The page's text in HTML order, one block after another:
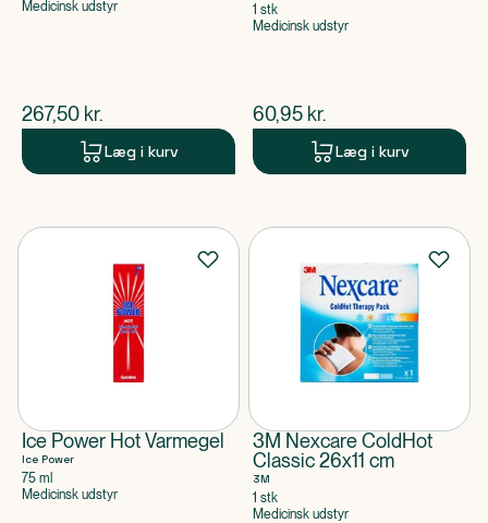
Medicinsk udstyr
$nuværende pris
267,50 kr.
Læg i kurv
1 stk
Medicinsk udstyr
$nuværende pris
60,95 kr.
Læg i kurv
Ice Power Hot Varmegel
Ice Power
75 ml
Medicinsk udstyr
3M Nexcare ColdHot
Classic 26x11 cm
3M
1 stk
Medicinsk udstyr